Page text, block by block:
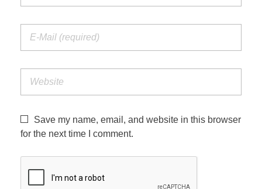
Save my name, email, and website in this browser
for the next time I comment.